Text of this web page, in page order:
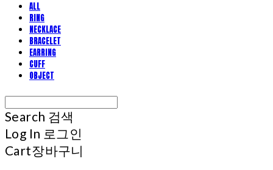
ALL
RING
NECKLACE
BRACELET
EARRING
CUFF
OBJECT
Search 검색
Log In 로그인
Cart장바구니